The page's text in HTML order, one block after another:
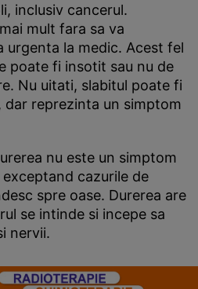
inclusiv cancerul.
mult fara sa va
urgenta la medic. Acest fel
poate fi insotit sau nu de
Nu uitati, slabitul poate fi
dar reprezinta un simptom
nu este un simptom
cazurile de
spre oase. Durerea are
se intinde si incepe sa
nervii.